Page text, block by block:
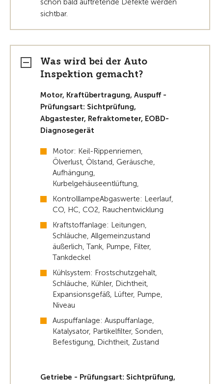
schon bald auftretende Defekte werden
sichtbar.
Was wird bei der Auto
Inspektion gemacht?
Motor, Kraftübertragung, Auspuff -
Prüfungsart: Sichtprüfung,
Abgastester, Refraktometer, EOBD-
Diagnosegerät
Motor: Keil-Rippenriemen,
Ölverlust, Ölstand, Geräusche,
Aufhängung,
Kurbelgehäuseentlüftung,
KontrolllampeAbgaswerte: Leerlauf,
CO, HC, CO2, Rauchentwicklung
Kraftstoffanlage: Leitungen,
Schläuche, Allgemeinzustand
äußerlich, Tank, Pumpe, Filter,
Tankdeckel
Kühlsystem: Frostschutzgehalt,
Schläuche, Kühler, Dichtheit,
Expansionsgefäß, Lüfter, Pumpe,
Niveau
Auspuffanlage: Auspuffanlage,
Katalysator, Partikelfilter, Sonden,
Befestigung, Dichtheit, Zustand
Getriebe - Prüfungsart: Sichtprüfung,